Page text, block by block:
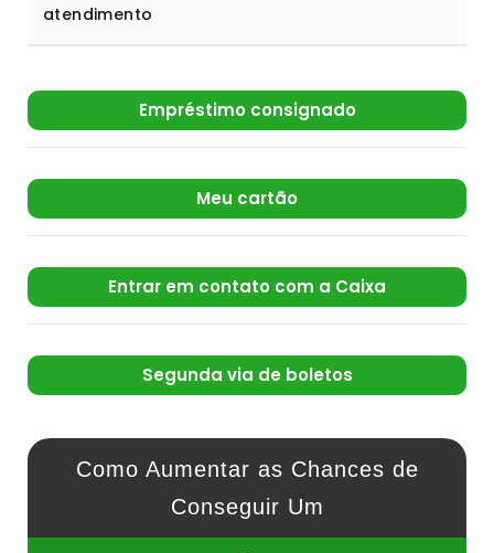
atendimento
Empréstimo consignado
Meu cartão
Entrar em contato com a Caixa
Segunda via de boletos
Como Aumentar as Chances de
Conseguir Um